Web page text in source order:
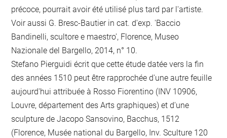
précoce, pourrait avoir été utilisé plus tard par l'artiste.
Voir aussi G. Bresc-Bautier in cat. d'exp. 'Baccio
Bandinelli, scultore e maestro', Florence, Museo
Nazionale del Bargello, 2014, n° 10.
Stefano Pierguidi écrit que cette étude datée vers la fin
des années 1510 peut être rapprochée d'une autre feuille
aujourd'hui attribuée à Rosso Fiorentino (INV 10906,
Louvre, département des Arts graphiques) et d'une
sculpture de Jacopo Sansovino, Bacchus, 1512
(Florence, Musée national du Bargello, Inv. Sculture 120